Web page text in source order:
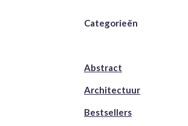
Categorieën
Abstract
Architectuur
Bestsellers